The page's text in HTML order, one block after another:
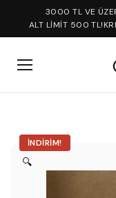
3000 TL VE
ALT LİMİT 500 TL!
İNDIRIM!
🔍